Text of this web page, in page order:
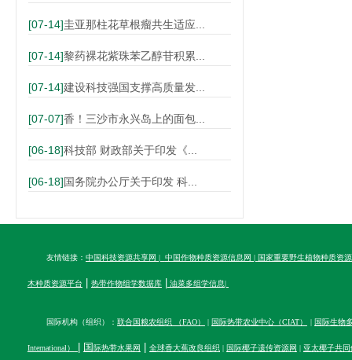
[07-14]圭亚那柱花草根瘤共生适应...
[07-14]黎药裸花紫珠苯乙醇苷积累...
[07-14]建设科技强国支撑高质量发...
[07-07]香！三沙市永兴岛上的面包...
[06-18]科技部 财政部关于印发《...
[06-18]国务院办公厅关于印发 科...
友情链接： 中国科技资源共享网 | 中国作物种质资源信息网 | 国家重要野生植物种质资
木种质资源平台 热带作物组学数据库| 油菜多组学信息|
国际机构（组织）： 联合国粮农组织 （FAO） | 国际热带农业中心（CIAT） | 国际生物
International） 国际热带水果网 全球香大蕉改良组织 | 国际椰子遗传资源网 | 亚太椰子共同